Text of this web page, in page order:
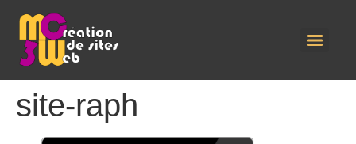
site-raph